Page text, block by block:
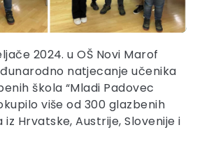
2024. u OŠ Novi Marof
natjecanje učenika
škola “Mladi Padovec
više od 300 glazbenih
iz Hrvatske, Austrije, Slovenije i